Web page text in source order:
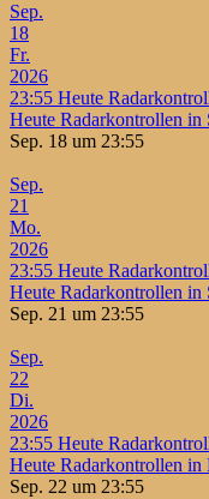
Sep.
18
Fr.
2026
23:55 Heute
Heute Radarkontrollen in
Sep. 18 um 23:55
Sep.
21
Mo.
2026
23:55 Heute
Heute Radarkontrollen in
Sep. 21 um 23:55
Sep.
22
Di.
2026
23:55 Heute
Heute Radarkontrollen in
Sep. 22 um 23:55